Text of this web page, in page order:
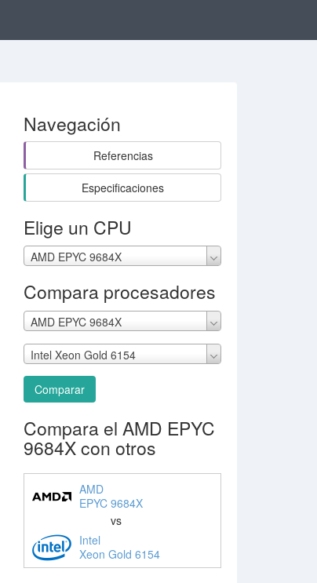
Navegación
Referencias
Especificaciones
Elige un CPU
AMD EPYC 9684X
Compara procesadores
AMD EPYC 9684X
Intel Xeon Gold 6154
Comparar
Compara el AMD EPYC
9684X con otros
AMD
EPYC 9684X
vs
Intel
Xeon Gold 6154